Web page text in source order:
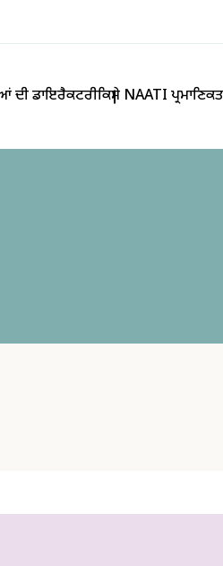
ਦੀ ਡਾਇਰੈਕਟਰੀਕਿਸੇ NAATI